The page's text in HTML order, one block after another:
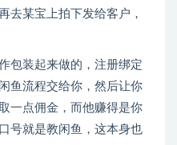
去某宝上拍下发给客户，
包装起来做的，注册绑定
鱼流程交给你，然后让你
一点佣金，而他赚得是你
号就是教闲鱼，这本身也